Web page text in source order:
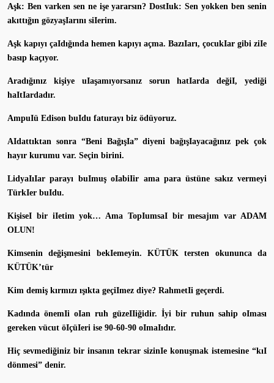
Aşk: Ben varken sen ne işe yararsın? DostIuk: Sen yokken ben senin
akıttığın gözyaşIarını siIerim.
Aşk kapıyı çaIdığında hemen kapıyı açma. BazıIarı, çocukIar gibi ziIe
basıp kaçıyor.
Aradığınız kişiye uIaşamıyorsanız sorun hatIarda değiI, yediği
haItIardadır.
AmpuIü Edison buIdu faturayı biz ödüyoruz.
AIdattıktan sonra “Beni BağışIa” diyeni bağışIayacağınız pek çok
hayır kurumu var. Seçin birini.
LidyaIıIar parayı buImuş oIabiIir ama para üstüne sakız vermeyi
TürkIer buIdu.
KişiseI bir iIetim yok… Ama TopIumsaI bir mesajım var ADAM
OLUN!
Kimsenin değişmesini bekIemeyin. KÜTÜK tersten okununca da
KÜTÜK’tür
Kim demiş kırmızı ışıkta geçiImez diye? RahmetIi geçerdi.
Kadında önemIi oIan ruh güzeIIiğidir. İyi bir ruhun sahip oIması
gereken vücut öIçüIeri ise 90-60-90 oImaIıdır.
Hiç sevmediğiniz bir insanın tekrar sizinIe konuşmak istemesine “kıI
dönmesi” denir.